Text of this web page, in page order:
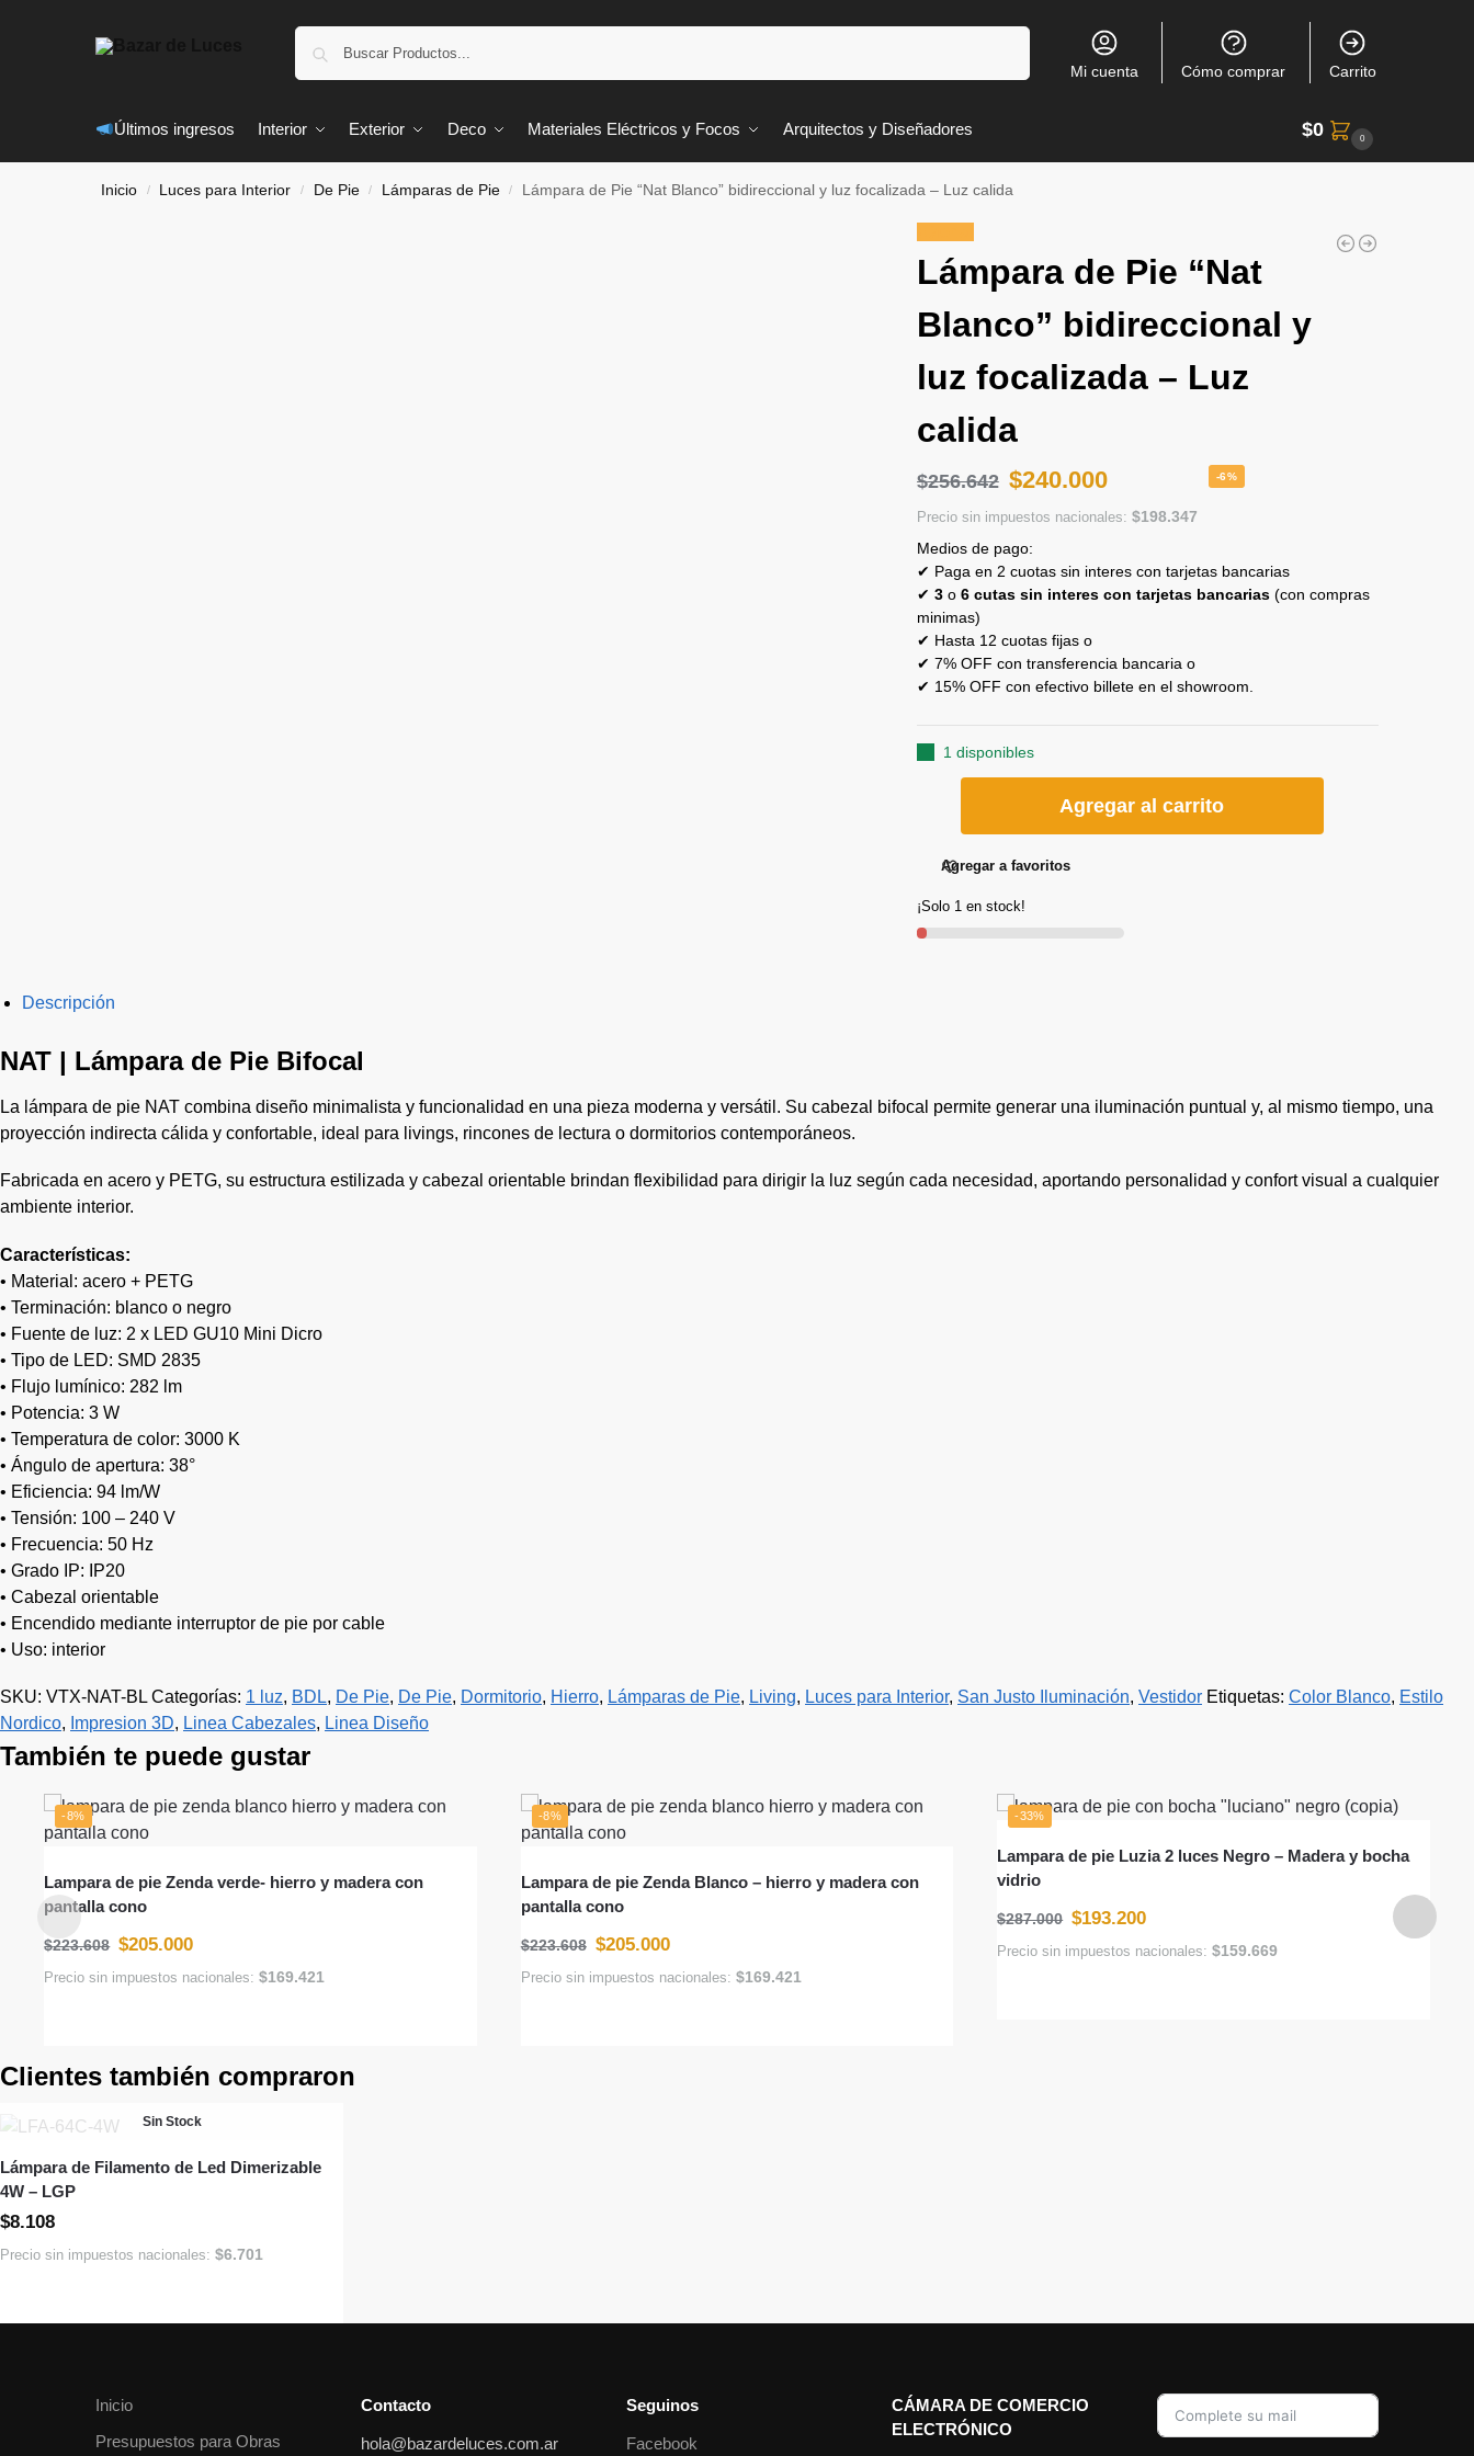
Mi cuenta Cómo comprar Carrito
Últimos ingresos Interior Exterior Deco Materiales Eléctricos y Focos Arquitectos y Diseñadores $0 0
Inicio / Luces para Interior / De Pie / Lámparas de Pie / Lámpara de Pie “Nat Blanco” bidireccional y luz focalizada – Luz calida
Lámpara de Pie “Nat
Blanco” bidireccional y
luz focalizada – Luz
calida
$256.642 $240.000
Precio sin impuestos nacionales: $198.347
-6%
Medios de pago:
✔ Paga en 2 cuotas sin interes con tarjetas bancarias
✔ 3o 6 cutas sin interes con tarjetas bancarias(con compras
minimas)
✔ Hasta 12 cuotas fijas o
✔ 7% OFF con transferencia bancaria o
✔ 15% OFF con efectivo billete en el showroom.
1 disponibles
Agregar al carrito
Agregar a favoritos
¡Solo 1 en stock!
Descripción
NAT | Lámpara de Pie Bifocal
La lámpara de pie NAT combina diseño minimalista y funcionalidad en una pieza moderna y versátil. Su cabezal bifocal permite generar una iluminación puntual y, al mismo tiempo, una
proyección indirecta cálida y confortable, ideal para livings, rincones de lectura o dormitorios contemporáneos.
Fabricada en acero y PETG, su estructura estilizada y cabezal orientable brindan flexibilidad para dirigir la luz según cada necesidad, aportando personalidad y confort visual a cualquier
ambiente interior.
Características:
• Material: acero + PETG
• Terminación: blanco o negro
• Fuente de luz: 2 x LED GU10 Mini Dicro
• Tipo de LED: SMD 2835
• Flujo lumínico: 282 lm
• Potencia: 3 W
• Temperatura de color: 3000 K
• Ángulo de apertura: 38°
• Eficiencia: 94 lm/W
• Tensión: 100 – 240 V
• Frecuencia: 50 Hz
• Grado IP: IP20
• Cabezal orientable
• Encendido mediante interruptor de pie por cable
• Uso: interior
SKU: VTX-NAT-BL Categorías: 1 luz, BDL, De Pie, De Pie, Dormitorio, Hierro, Lámparas de Pie, Living, Luces para Interior, San Justo Iluminación, Vestidor Etiquetas: Color Blanco, Estilo
Nordico, Impresion 3D, Linea Cabezales, Linea Diseño
También te puede gustar
-8%
Lampara de pie Zenda verde- hierro y madera con
pantalla cono
$223.608 $205.000
Precio sin impuestos nacionales:$169.421
-8%
Lampara de pie Zenda Blanco – hierro y madera con
pantalla cono
$223.608 $205.000
Precio sin impuestos nacionales: $169.421
-33%
Lampara de pie Luzia 2 luces Negro – Madera y bocha
vidrio
$287.000 $193.200
Precio sin impuestos nacionales:$159.669
Clientes también compraron
Sin Stock
Lámpara de Filamento de Led Dimerizable
4W – LGP
$8.108
Precio sin impuestos nacionales: $6.701
Inicio
Presupuestos para Obras
Contacto
hola@bazardeluces.com.ar
Seguinos
Facebook
CÁMARA DE COMERCIO
ELECTRÓNICO